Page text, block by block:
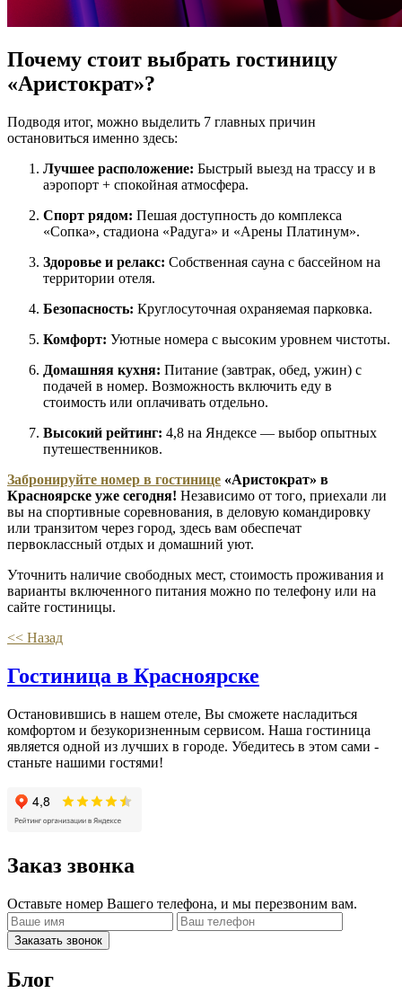
Почему стоит выбрать гостиницу
«Аристократ»?
Подводя итог, можно выделить 7 главных причин
остановиться именно здесь:
Лучшее расположение: Быстрый выезд на трассу и в
аэропорт + спокойная атмосфера.
Спорт рядом: Пешая доступность до комплекса
«Сопка», стадиона «Радуга» и «Арены Платинум».
Здоровье и релакс: Собственная сауна с бассейном на
территории отеля.
Безопасность: Круглосуточная охраняемая парковка.
Комфорт: Уютные номера с высоким уровнем чистоты.
Домашняя кухня: Питание (завтрак, обед, ужин) с
подачей в номер. Возможность включить еду в
стоимость или оплачивать отдельно.
Высокий рейтинг: 4,8 на Яндексе — выбор опытных
путешественников.
Забронируйте номер в гостинице «Аристократ» в
Красноярске уже сегодня! Независимо от того, приехали ли
вы на спортивные соревнования, в деловую командировку
или транзитом через город, здесь вам обеспечат
первоклассный отдых и домашний уют.
Уточнить наличие свободных мест, стоимость проживания и
варианты включенного питания можно по телефону или на
сайте гостиницы.
<< Назад
Гостиница в Красноярске
Остановившись в нашем отеле, Вы сможете насладиться
комфортом и безукоризненным сервисом. Наша гостиница
является одной из лучших в городе. Убедитесь в этом сами -
станьте нашими гостями!
Заказ звонка
Оставьте номер Вашего телефона, и мы перезвоним вам.
Заказать звонок
Блог